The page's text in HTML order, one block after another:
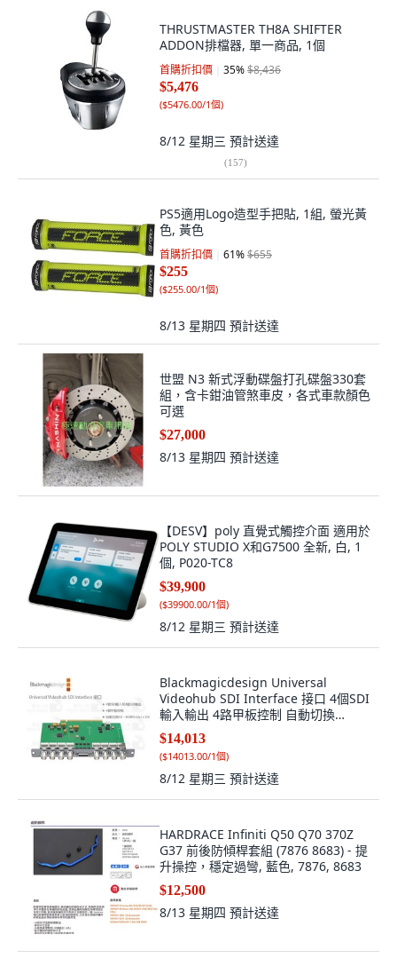
THRUSTMASTER TH8A SHIFTER
ADDON排檔器, 單一商品, 1個
首購折扣價 35%$8,436
$5,476
($5476.00/1個)
8/12 星期三 預計送達
(157)
PS5適用Logo造型手把貼, 1組, 螢光黃
色, 黃色
首購折扣價 61%$655
$255
($255.00/1個)
8/13 星期四 預計送達
世盟 N3 新式浮動碟盤打孔碟盤330套
組，含卡鉗油管煞車皮，各式車款顏色
可選
$27,000
8/13 星期四 預計送達
【DESV】poly 直覺式觸控介面 適用於
POLY STUDIO X和G7500 全新, 白, 1
個, P020-TC8
$39,900
($39900.00/1個)
8/12 星期三 預計送達
Blackmagicdesign Universal
Videohub SDI Interface 接口 4個SDI
輸入輸出 4路甲板控制 自動切換
SD/HD/3Gb/s SDI, 1個
$14,013
($14013.00/1個)
8/12 星期三 預計送達
HARDRACE Infiniti Q50 Q70 370Z
G37 前後防傾桿套組 (7876 8683) - 提
升操控，穩定過彎, 藍色, 7876, 8683
$12,500
8/13 星期四 預計送達